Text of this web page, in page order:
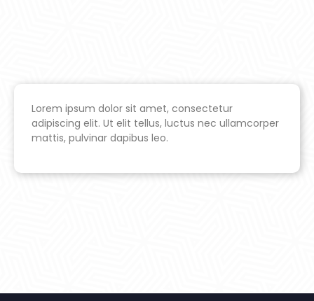
Lorem ipsum dolor sit amet, consectetur
adipiscing elit. Ut elit tellus, luctus nec ullamcorper
mattis, pulvinar dapibus leo.